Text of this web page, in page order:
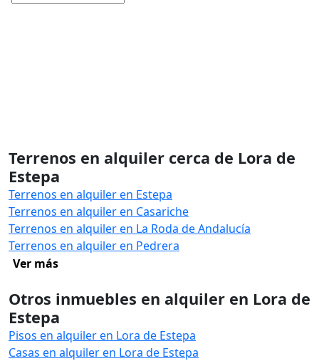
Terrenos en alquiler cerca de Lora de
Estepa
Terrenos en alquiler en Estepa
Terrenos en alquiler en Casariche
Terrenos en alquiler en La Roda de Andalucía
Terrenos en alquiler en Pedrera
Ver más
Otros inmuebles en alquiler en Lora de
Estepa
Pisos en alquiler en Lora de Estepa
Casas en alquiler en Lora de Estepa